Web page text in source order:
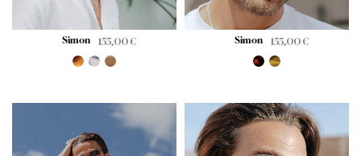
Simon 155,00€ Simon 155,00€